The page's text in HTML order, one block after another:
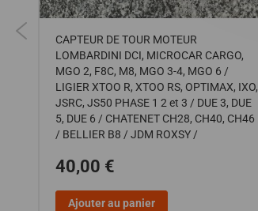
CAPTEUR DE TOUR MOTEUR
LOMBARDINI DCI, MICROCAR CARGO,
MGO 2, F8C, M8, MGO 3-4, MGO 6 /
LIGIER XTOO R, XTOO RS, OPTIMAX, IXO,
JSRC, JS50 PHASE 1 2 et 3 / DUE 3, DUE
5, DUE 6 / CHATENET CH28, CH40, CH46
/ BELLIER B8 / JDM ROXSY /
40,00 €
Ajouter au panier